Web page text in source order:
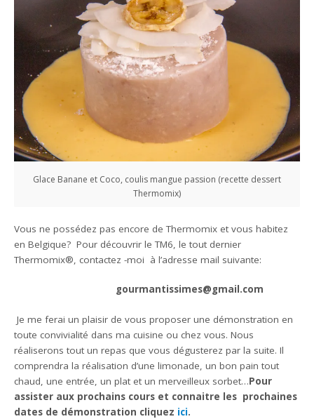
Glace Banane et Coco, coulis mangue passion (recette dessert
Thermomix)
Vous ne possédez pas encore de Thermomix et vous habitez
en Belgique? Pour découvrir le TM6, le tout dernier
Thermomix®, contactez -moi à l’adresse mail suivante:
gourmantissimes@gmail.com
Je me ferai un plaisir de vous proposer une démonstration en
toute convivialité dans ma cuisine ou chez vous. Nous
réaliserons tout un repas que vous dégusterez par la suite. Il
comprendra la réalisation d’une limonade, un bon pain tout
chaud, une entrée, un plat et un merveilleux sorbet…Pour
assister aux prochains cours et connaitre les prochaines
dates de démonstration cliquez ici.